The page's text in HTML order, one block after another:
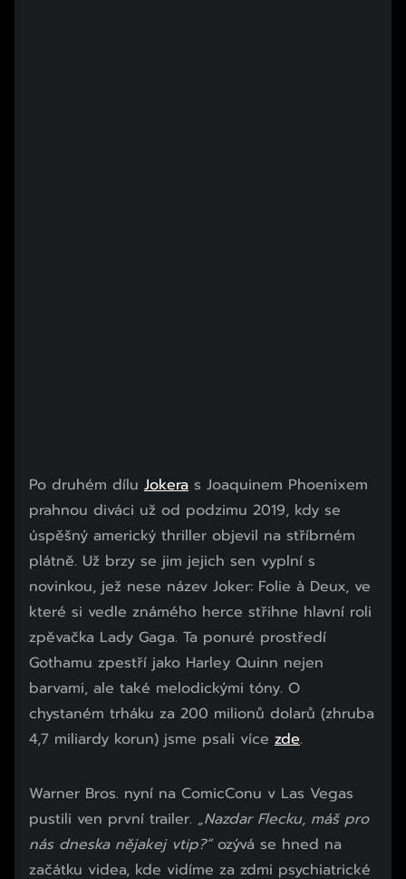
Po druhém dílu Jokera s Joaquinem Phoenixem
prahnou diváci už od podzimu 2019, kdy se
úspěšný americký thriller objevil na stříbrném
plátně. Už brzy se jim jejich sen vyplní s
novinkou, jež nese název Joker: Folie à Deux, ve
které si vedle známého herce střihne hlavní roli
zpěvačka Lady Gaga. Ta ponuré prostředí
Gothamu zpestří jako Harley Quinn nejen
barvami, ale také melodickými tóny. O
chystaném trháku za 200 milionů dolarů (zhruba
4,7 miliardy korun) jsme psali více zde.
Warner Bros. nyní na ComicConu v Las Vegas
pustili ven první trailer. „Nazdar Flecku, máš pro
nás dneska nějakej vtip?“ozývá se hned na
začátku videa, kde vidíme za zdmi psychiatrické